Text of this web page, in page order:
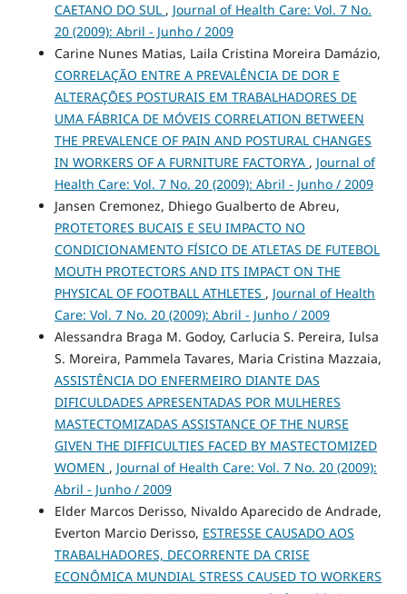
CAETANO DO SUL , Journal of Health Care: Vol. 7 No.
20 (2009): Abril - Junho / 2009
Carine Nunes Matias, Laila Cristina Moreira Damázio,
CORRELAÇÃO ENTRE A PREVALÊNCIA DE DOR E
ALTERAÇÕES POSTURAIS EM TRABALHADORES DE
UMA FÁBRICA DE MÓVEIS CORRELATION BETWEEN
THE PREVALENCE OF PAIN AND POSTURAL CHANGES
IN WORKERS OF A FURNITURE FACTORYA , Journal of
Health Care: Vol. 7 No. 20 (2009): Abril - Junho / 2009
Jansen Cremonez, Dhiego Gualberto de Abreu,
PROTETORES BUCAIS E SEU IMPACTO NO
CONDICIONAMENTO FÍSICO DE ATLETAS DE FUTEBOL
MOUTH PROTECTORS AND ITS IMPACT ON THE
PHYSICAL OF FOOTBALL ATHLETES , Journal of Health
Care: Vol. 7 No. 20 (2009): Abril - Junho / 2009
Alessandra Braga M. Godoy, Carlucia S. Pereira, Iulsa
S. Moreira, Pammela Tavares, Maria Cristina Mazzaia,
ASSISTÊNCIA DO ENFERMEIRO DIANTE DAS
DIFICULDADES APRESENTADAS POR MULHERES
MASTECTOMIZADAS ASSISTANCE OF THE NURSE
GIVEN THE DIFFICULTIES FACED BY MASTECTOMIZED
WOMEN , Journal of Health Care: Vol. 7 No. 20 (2009):
Abril - Junho / 2009
Elder Marcos Derisso, Nivaldo Aparecido de Andrade,
Everton Marcio Derisso, ESTRESSE CAUSADO AOS
TRABALHADORES, DECORRENTE DA CRISE
ECONÔMICA MUNDIAL STRESS CAUSED TO WORKERS